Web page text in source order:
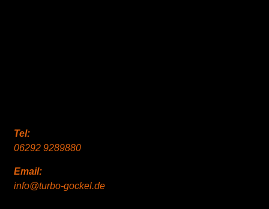
Tel:
06292 9289880
Email:
info@turbo-gockel.de